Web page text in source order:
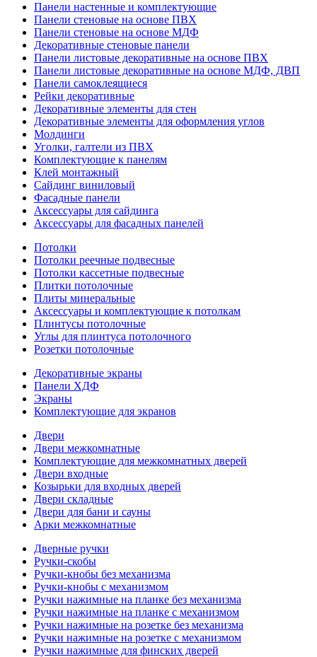
Панели настенные и комплектующие
Панели стеновые на основе ПВХ
Панели стеновые на основе МДФ
Декоративные стеновые панели
Панели листовые декоративные на основе ПВХ
Панели листовые декоративные на основе МДФ, ДВП
Панели самоклеящиеся
Рейки декоративные
Декоративные элементы для стен
Декоративные элементы для оформления углов
Молдинги
Уголки, галтели из ПВХ
Комплектующие к панелям
Клей монтажный
Сайдинг виниловый
Фасадные панели
Аксессуары для сайдинга
Аксессуары для фасадных панелей
Потолки
Потолки реечные подвесные
Потолки кассетные подвесные
Плитки потолочные
Плиты минеральные
Аксессуары и комплектующие к потолкам
Плинтусы потолочные
Углы для плинтуса потолочного
Розетки потолочные
Декоративные экраны
Панели ХДФ
Экраны
Комплектующие для экранов
Двери
Двери межкомнатные
Комплектующие для межкомнатных дверей
Двери входные
Козырьки для входных дверей
Двери складные
Двери для бани и сауны
Арки межкомнатные
Дверные ручки
Ручки-скобы
Ручки-кнобы без механизма
Ручки-кнобы с механизмом
Ручки нажимные на планке без механизма
Ручки нажимные на планке с механизмом
Ручки нажимные на розетке без механизма
Ручки нажимные на розетке с механизмом
Ручки нажимные для финских дверей